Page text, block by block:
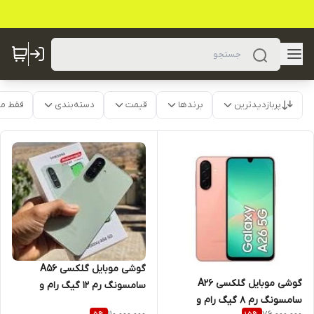
پربازدیدترین برندها قیمت دسته‌بندی فقط
گوشی موبایل گلکسی A26
سامسونگ رم 8 گیگ رام و
گوشی موبایل گلکسی A56
سامسونگ رم 12 گیگ رام و